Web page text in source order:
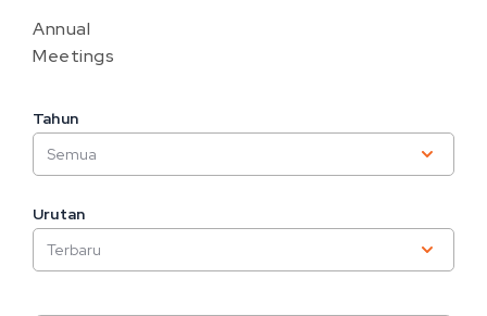
Annual
Meetings
Tahun
Urutan